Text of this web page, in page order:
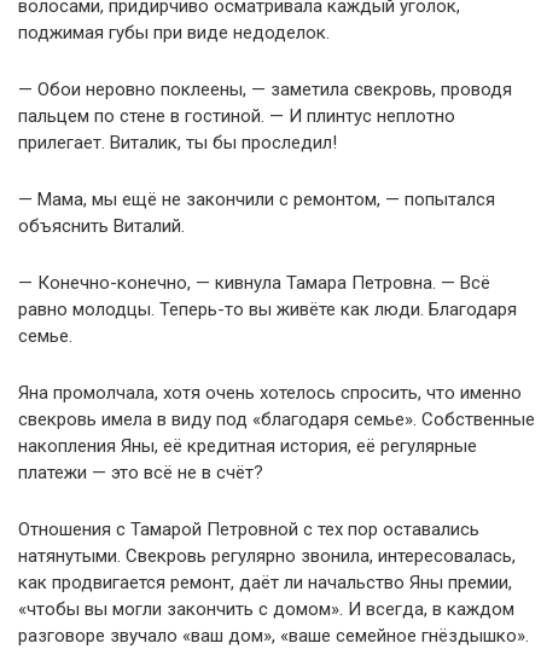
волосами, придирчиво осматривала каждый уголок,
поджимая губы при виде недоделок.
— Обои неровно поклеены, — заметила свекровь, проводя
пальцем по стене в гостиной. — И плинтус неплотно
прилегает. Виталик, ты бы проследил!
— Мама, мы ещё не закончили с ремонтом, — попытался
объяснить Виталий.
— Конечно-конечно, — кивнула Тамара Петровна. — Всё
равно молодцы. Теперь-то вы живёте как люди. Благодаря
семье.
Яна промолчала, хотя очень хотелось спросить, что именно
свекровь имела в виду под «благодаря семье». Собственные
накопления Яны, её кредитная история, её регулярные
платежи — это всё не в счёт?
Отношения с Тамарой Петровной с тех пор оставались
натянутыми. Свекровь регулярно звонила, интересовалась,
как продвигается ремонт, даёт ли начальство Яны премии,
«чтобы вы могли закончить с домом». И всегда, в каждом
разговоре звучало «ваш дом», «ваше семейное гнёздышко».